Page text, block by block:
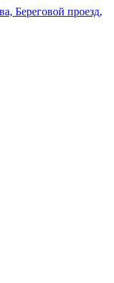
Береговой проезд,